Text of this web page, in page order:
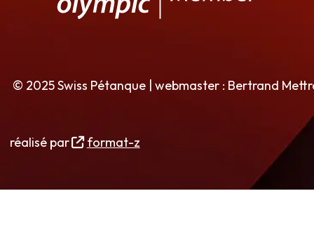
© 2025 Swiss Pétanque | webmaster : Bertrand
réalisé par format-z